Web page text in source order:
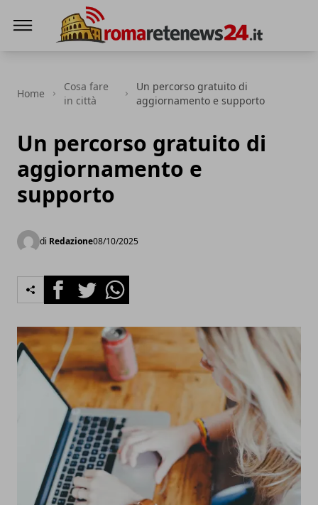
Home
Cosa fare
in città
Un percorso gratuito di
aggiornamento e supporto
Un percorso gratuito di
aggiornamento e
supporto
di Redazione08/10/2025
FacebookTwitterWhatsapp